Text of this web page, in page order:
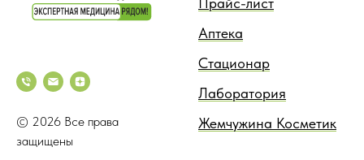
© 2026 Все права
защищены
Аптека
Стационар
Лаборатория
Жемчужина Косметик